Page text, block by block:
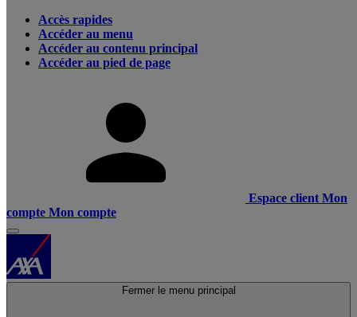
Accès rapides
Accéder au menu
Accéder au contenu principal
Accéder au pied de page
Espace client Mon
compte Mon compte
Fermer le menu principal